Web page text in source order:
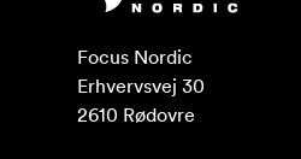
Focus Nordic
Erhvervsvej 30
2610 Rødovre